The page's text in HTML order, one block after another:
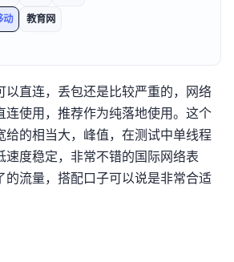
动 教育网
直连(SSH)，丢包还是比较严重的，网络
连使用，推荐作为纯落地使用。这个
相当大，10Gbps峰值，在测试中单线程
低速度稳定，非常不错的国际网络表
的流量，搭配10Gbps口子可以说是非常合适